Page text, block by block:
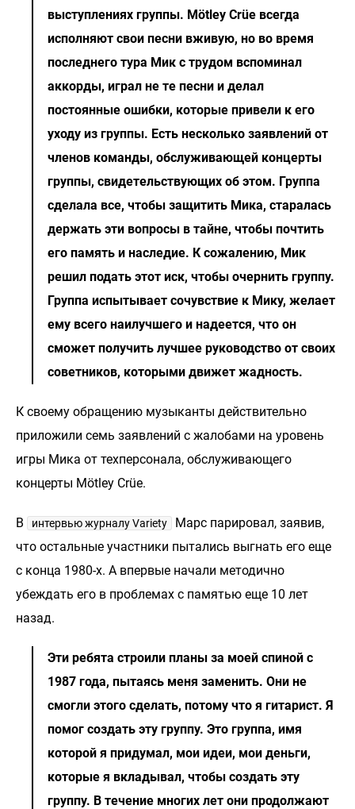
выступлениях группы. Mötley Crüe всегда
исполняют свои песни вживую, но во время
последнего тура Мик с трудом вспоминал
аккорды, играл не те песни и делал
постоянные ошибки, которые привели к его
уходу из группы. Есть несколько заявлений от
членов команды, обслуживающей концерты
группы, свидетельствующих об этом. Группа
сделала все, чтобы защитить Мика, старалась
держать эти вопросы в тайне, чтобы почтить
его память и наследие. К сожалению, Мик
решил подать этот иск, чтобы очернить группу.
Группа испытывает сочувствие к Мику, желает
ему всего наилучшего и надеется, что он
сможет получить лучшее руководство от своих
советников, которыми движет жадность.
К своему обращению музыканты действительно
приложили семь заявлений с жалобами на уровень
игры Мика от техперсонала, обслуживающего
концерты Mötley Crüe.
В интервью журналу Variety
Марс парировал, заявив,
что остальные участники пытались выгнать его еще
с конца 1980-х. А впервые начали методично
убеждать его в проблемах с памятью еще 10 лет
назад.
Эти ребята строили планы за моей спиной с
1987 года, пытаясь меня заменить. Они не
смогли этого сделать, потому что я гитарист. Я
помог создать эту группу. Это группа, имя
которой я придумал, мои идеи, мои деньги,
которые я вкладывал, чтобы создать эту
группу. В течение многих лет они продолжают